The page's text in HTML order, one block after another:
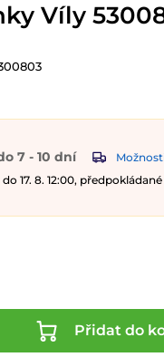
Víly
7 - 10 dní
17. 8. 12:00,
Přidat do